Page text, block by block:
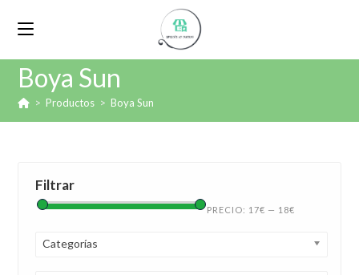
Boya Sun
> Productos > Boya Sun
Filtrar
PRECIO: 17€ — 18€
Categorías